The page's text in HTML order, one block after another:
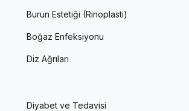
Burun Estetiği (Rinoplasti)
Boğaz Enfeksiyonu
Diz Ağrıları
Diyabet ve Tedavisi